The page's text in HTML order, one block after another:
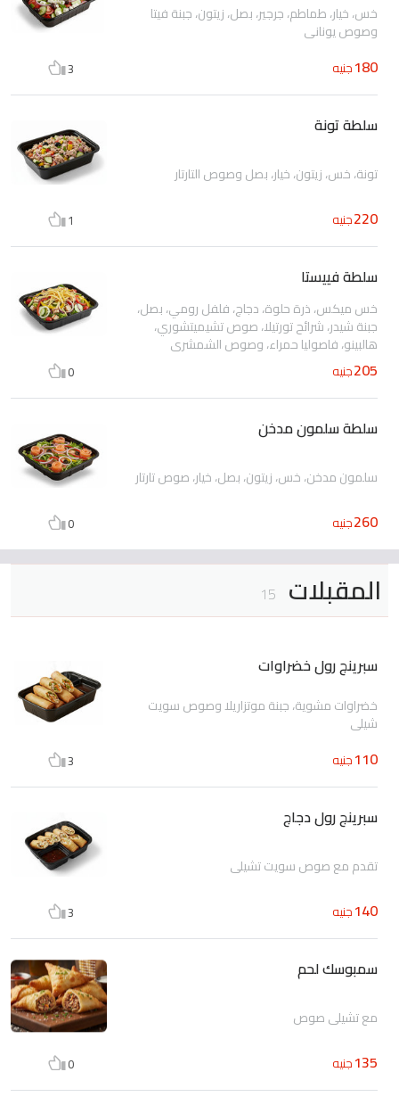
خس، خيار، طماطم، جرجير، بصل، زيتون، جبنة فيتا
وصوص يوناني
180جنيه 3
سلطة تونة
تونة، خس، زيتون، خيار، بصل وصوص التارتار
220جنيه 1
سلطة فييستا
خس ميكس، ذرة حلوة، دجاج، فلفل رومي، بصل،
جبنة شيدر، شرائح تورتيلا، صوص تشيميتشوري،
هالبينو، فاصوليا حمراء، وصوص الشمشري
205جنيه 0
سلطة سلمون مدخن
سلمون مدخن، خس، زيتون، بصل، خيار، صوص تارتار
260جنيه 0
المقبلات 15
سبرينج رول خضراوات
خضراوات مشوية، جبنة موتزاريلا وصوص سويت
شيلي
110جنيه 3
سبرينج رول دجاج
تقدم مع صوص سويت تشيلى
140جنيه 3
سمبوسك لحم
مع تشيلي صوص
135جنيه 0